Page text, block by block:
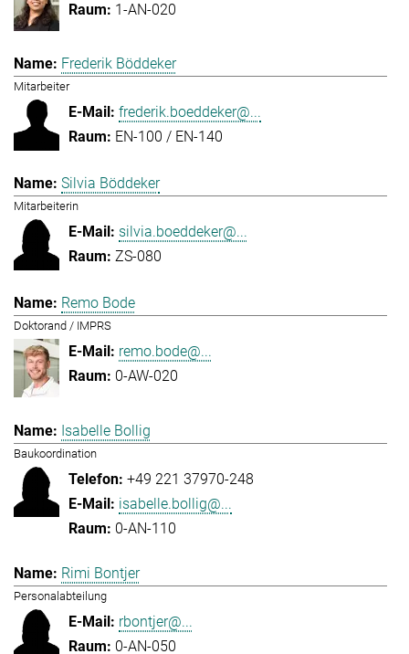
1-AN-020
Frederik Böddeker
Mitarbeiter
frederik.boeddeker@...
EN-100 / EN-140
Silvia Böddeker
Mitarbeiterin
silvia.boeddeker@...
ZS-080
Remo Bode
Doktorand / IMPRS
remo.bode@...
0-AW-020
Isabelle Bollig
Baukoordination
+49 221 37970-248
isabelle.bollig@...
0-AN-110
Rimi Bontjer
Personalabteilung
rbontjer@...
0-AN-050